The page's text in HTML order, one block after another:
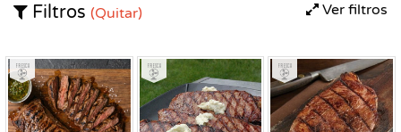
Ver filtros
Filtros (Quitar)
Fresco Fresco Fresco